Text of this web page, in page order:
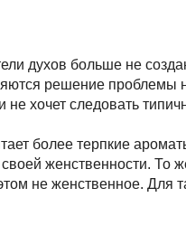
духов больше не
решение проблемы
хочет следовать
более терпкие
женственности.
не женственное. Для